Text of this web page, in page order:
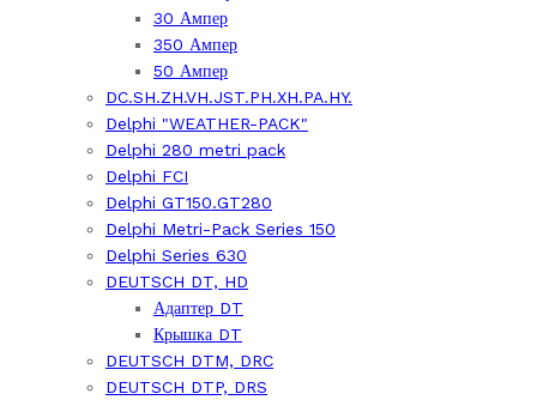
30 Ампер
350 Ампер
50 Ампер
DC.SH.ZH.VH.JST.PH.XH.PA.HY.
Delphi "WEATHER-PACK"
Delphi 280 metri pack
Delphi FCI
Delphi GT150.GT280
Delphi Metri-Pack Series 150
Delphi Series 630
DEUTSCH DT, HD
Адаптер DT
Крышка DT
DEUTSCH DTM, DRC
DEUTSCH DTP, DRS